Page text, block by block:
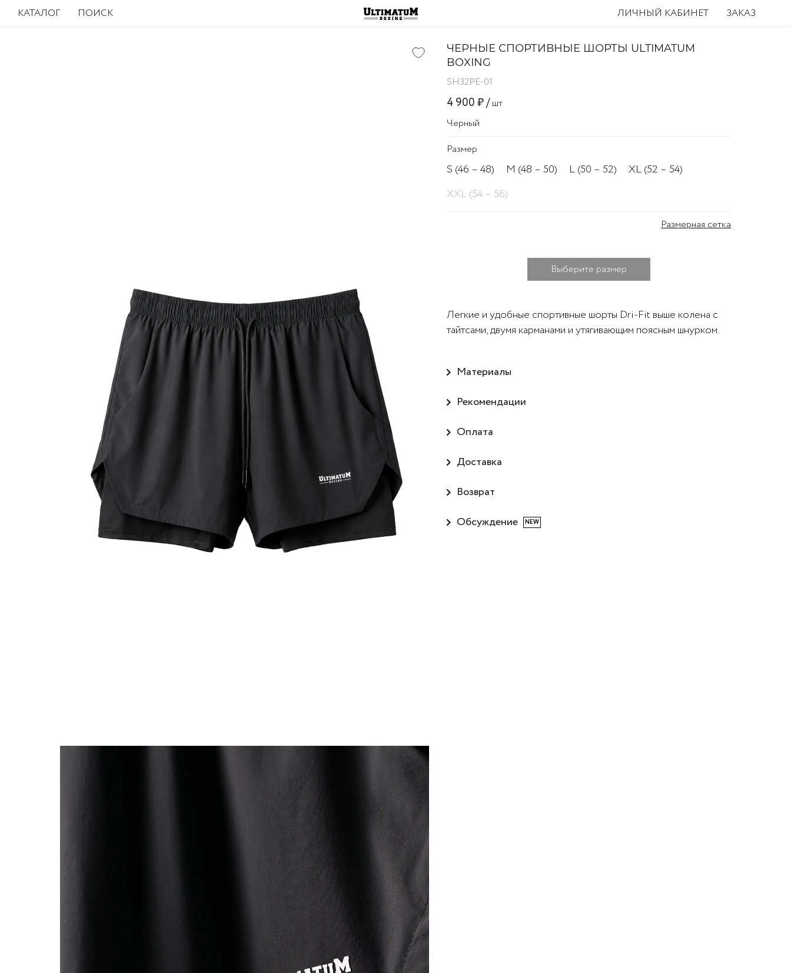
КАТАЛОГ ПОИСК ЛИЧНЫЙ КАБИНЕТ ЗАКАЗ
ЧЕРНЫЕ СПОРТИВНЫЕ ШОРТЫ ULTIMATUM
BOXING
SH32PE-01
4 900 ₽ /шт
Черный
Размер
S (46 – 48) M (48 – 50) L (50 – 52)
XL (52 – 54)
XXL (54 – 56)
Размерная сетка
Выберите размер
Легкие и удобные спортивные шорты Dri-Fit выше колена с
тайтсами, двумя карманами и утягивающим поясным шнурком.
Материалы
Рекомендации
Оплата
Доставка
Возврат
Обсуждение
NEW